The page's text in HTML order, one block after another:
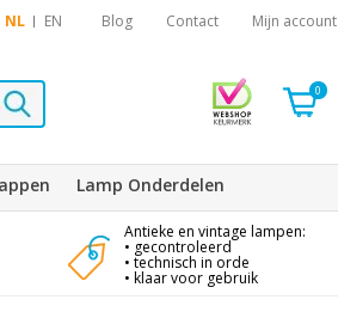
NL EN Blog Contact Mijn account
0
Lamp Onderdelen
Antieke en vintage lampen:
• gecontroleerd
• technisch in orde
• klaar voor gebruik